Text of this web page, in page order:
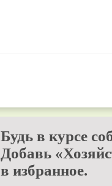
Будь в курсе
Добавь
в избранное.